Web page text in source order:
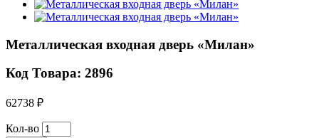
Металлическая входная дверь «Милан»
Код Товара: 2896
62738 ₽
Кол-во